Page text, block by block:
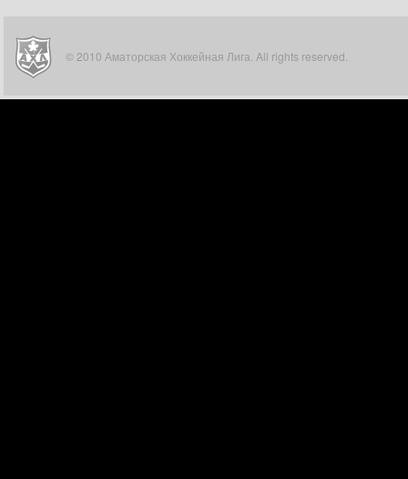
© 2010 Аматорская Хоккейная Лига. All rights reserved.